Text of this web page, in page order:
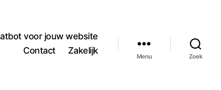
voor jouw website
Contact
Zakelijk
Menu Zoek